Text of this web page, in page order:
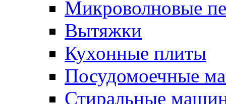
Микроволновые
Вытяжки
Кухонные плиты
Посудомоечные
Стиральные